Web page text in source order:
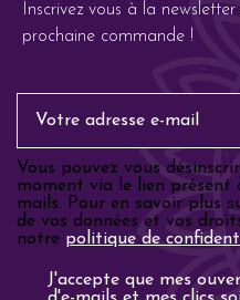
Inscrivez vous à la
prochaine commande !
Vous pouvez vous
moment via le lien présent
mails. Pour en savoir plus
de vos données et vos
notre politique de
Analyse email
J'accepte que mes